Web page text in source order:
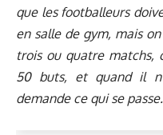
que les footballeurs
en salle de gym, mais
trois ou quatre matchs,
50 buts, et quand il
demande ce qui se